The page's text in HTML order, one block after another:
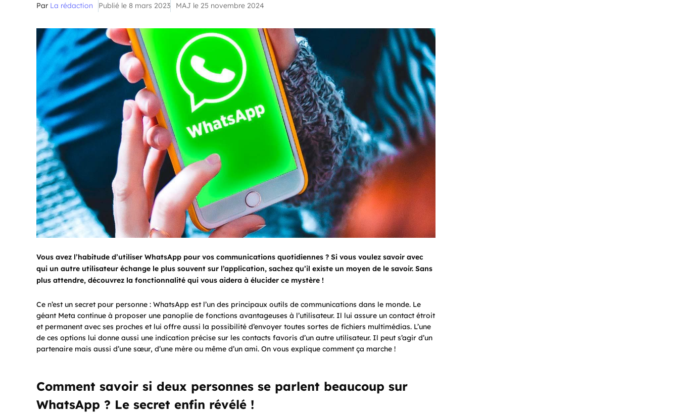
Par La rédaction Publié le 8 mars 2023 MAJ le 25 novembre 2024
Vous avez l’habitude d’utiliser WhatsApp pour vos communications quotidiennes ? Si vous voulez savoir avec
qui un autre utilisateur échange le plus souvent sur l’application, sachez qu’il existe un moyen de le savoir. Sans
plus attendre, découvrez la fonctionnalité qui vous aidera à élucider ce mystère !
Ce n’est un secret pour personne : WhatsApp est l’un des principaux outils de communications dans le monde. Le
géant Meta continue à proposer une panoplie de fonctions avantageuses à l’utilisateur. Il lui assure un contact étroit
et permanent avec ses proches et lui offre aussi la possibilité d’envoyer toutes sortes de fichiers multimédias. L’une
de ces options lui donne aussi une indication précise sur les contacts favoris d’un autre utilisateur. Il peut s’agir d’un
partenaire mais aussi d’une sœur, d’une mère ou même d’un ami. On vous explique comment ça marche !
Comment savoir si deux personnes se parlent beaucoup sur
WhatsApp ? Le secret enfin révélé !